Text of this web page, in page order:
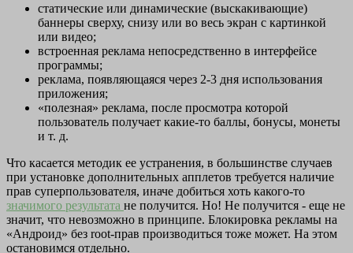
статические или динамические (выскакивающие)
баннеры сверху, снизу или во весь экран с картинкой
или видео;
встроенная реклама непосредственно в интерфейсе
программы;
реклама, появляющаяся через 2-3 дня использования
приложения;
«полезная» реклама, после просмотра которой
пользователь получает какие-то баллы, бонусы, монеты
и т. д.
Что касается методик ее устранения, в большинстве случаев
при установке дополнительных апплетов требуется наличие
прав суперпользователя, иначе добиться хоть какого-то
значимого результата не получится. Но! Не получится - еще не
значит, что невозможно в принципе. Блокировка рекламы на
«Андроид» без root-прав производиться тоже может. На этом
остановимся отдельно.